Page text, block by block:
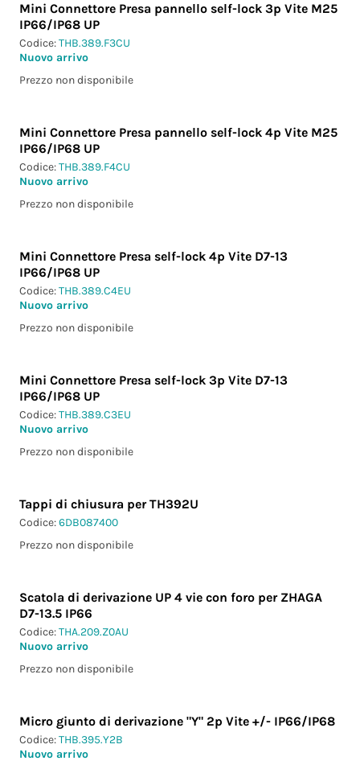
Mini Connettore Presa pannello self-lock 3p Vite M25
IP66/IP68 UP
Codice:THB.389.F3CU
Nuovo arrivo
Prezzo non disponibile
Mini Connettore Presa pannello self-lock 4p Vite M25
IP66/IP68 UP
Codice:THB.389.F4CU
Nuovo arrivo
Prezzo non disponibile
Mini Connettore Presa self-lock 4p Vite D7-13
IP66/IP68 UP
Codice:THB.389.C4EU
Nuovo arrivo
Prezzo non disponibile
Mini Connettore Presa self-lock 3p Vite D7-13
IP66/IP68 UP
Codice:THB.389.C3EU
Nuovo arrivo
Prezzo non disponibile
Tappi di chiusura per TH392U
Codice:6DB087400
Prezzo non disponibile
Scatola di derivazione UP 4 vie con foro per ZHAGA
D7-13.5 IP66
Codice:THA.209.Z0AU
Nuovo arrivo
Prezzo non disponibile
Micro giunto di derivazione "Y" 2p Vite +/- IP66/IP68
Codice:THB.395.Y2B
Nuovo arrivo